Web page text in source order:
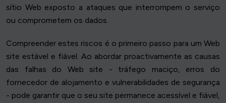
sítio Web exposto a ataques que interrompem o serviço
ou comprometem os dados.
Compreender estes riscos é o primeiro passo para um Web
site estável e fiável. Ao abordar proactivamente as causas
das falhas do Web site - tráfego maciço, erros do
fornecedor de alojamento e vulnerabilidades de segurança
- pode garantir que o seu site permanece acessível e fiável,